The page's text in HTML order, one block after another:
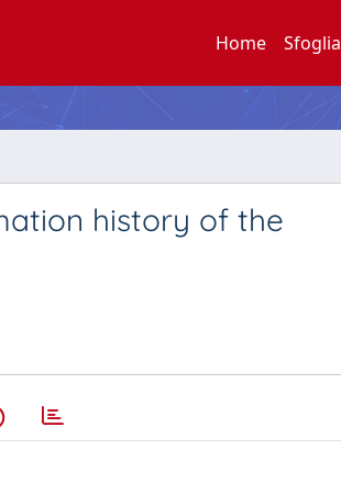
Home Sfoglia
history of the